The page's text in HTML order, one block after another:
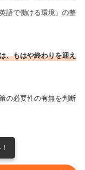
語で働ける環境」の整
、もはや終わりを迎え
の必要性の有無を判断